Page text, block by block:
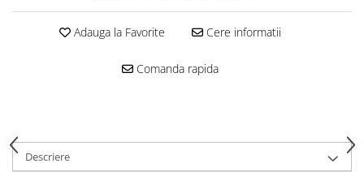
Adauga la Favorite Cere informatii
Comanda rapida
Descriere